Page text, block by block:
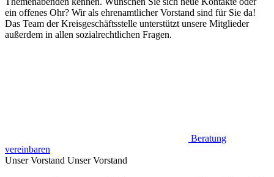
ein offenes Ohr? Wir als ehrenamtlicher Vorstand sind für Sie da!
Das Team der Kreisgeschäftsstelle unterstützt unsere Mitglieder
außerdem in allen sozialrechtlichen Fragen.
Beratung
vereinbaren
Unser Vorstand Unser Vorstand